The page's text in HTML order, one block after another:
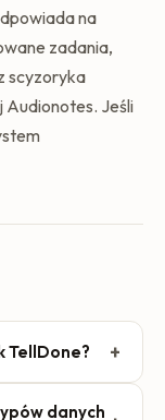
na
zadania,
scyzoryka
Jeśli
TellDone? +
danych